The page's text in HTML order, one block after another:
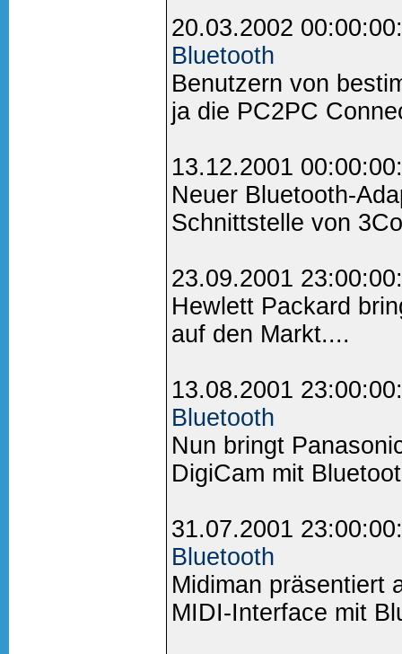
20.03.2002
Bluetooth
Benutzern von
ja die PC2PC
13.12.2001
Neuer Bluetooth-
Schnittstelle von
23.09.2001
Hewlett Packard
auf den Markt....
13.08.2001
Bluetooth
Nun bringt
DigiCam mit
31.07.2001
Bluetooth
Midiman präsentiert
MIDI-Interface mit